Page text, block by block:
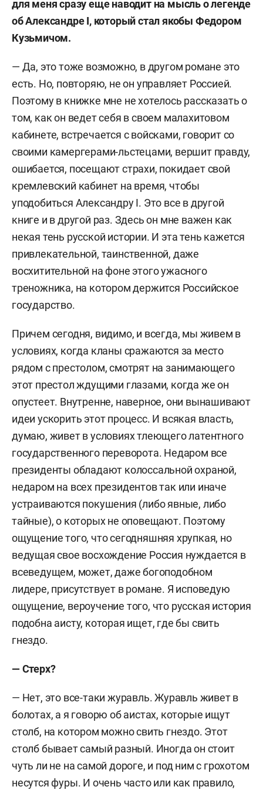
для меня сразу еще наводит на мысль о легенде
об АлександреI, который стал якобы Федором
Кузьмичом.
— Да, это тоже возможно, в другом романе это
есть. Но, повторяю, не он управляет Россией.
Поэтому в книжке мне не хотелось рассказать о
том, как он ведет себя в своем малахитовом
кабинете, встречается с войсками, говорит со
своими камергерами-льстецами, вершит правду,
ошибается, посещают страхи, покидает свой
кремлевский кабинет на время, чтобы
уподобиться Александру I. Это все в другой
книге и в другой раз. Здесь он мне важен как
некая тень русской истории. И эта тень кажется
привлекательной, таинственной, даже
восхитительной на фоне этого ужасного
треножника, на котором держится Российское
государство.
Причем сегодня, видимо, и всегда, мы живем в
условиях, когда кланы сражаются за место
рядом с престолом, смотрят на занимающего
этот престол ждущими глазами, когда же он
опустеет. Внутренне, наверное, они вынашивают
идеи ускорить этот процесс. И всякая власть,
думаю, живет в условиях тлеющего латентного
государственного переворота. Недаром все
президенты обладают колоссальной охраной,
недаром на всех президентов так или иначе
устраиваются покушения (либо явные, либо
тайные), о которых не оповещают. Поэтому
ощущение того, что сегодняшняя хрупкая, но
ведущая свое восхождение Россия нуждается в
всеведущем, может, даже богоподобном
лидере, присутствует в романе. Я исповедую
ощущение, вероучение того, что русская история
подобна аисту, которая ищет, где бы свить
гнездо.
— Стерх?
— Нет, это все-таки журавль. Журавль живет в
болотах, а я говорю об аистах, которые ищут
столб, на котором можно свить гнездо. Этот
столб бывает самый разный. Иногда он стоит
чуть ли не на самой дороге, и под ним с грохотом
несутся фуры. И очень часто или как правило,